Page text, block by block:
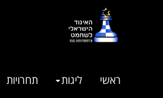
ראשי ליגות תחרויות